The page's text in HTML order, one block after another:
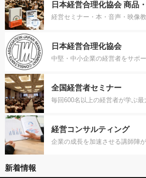
日本経営合理化協会 商品
経営セミナー・本・音声・映像
日本経営合理化協会
中堅・中小企業の経営者をサポ
全国経営者セミナー
毎回600名以上の経営者が学ぶ最
経営コンサルティング
企業の成長を加速させる講師陣
新着情報